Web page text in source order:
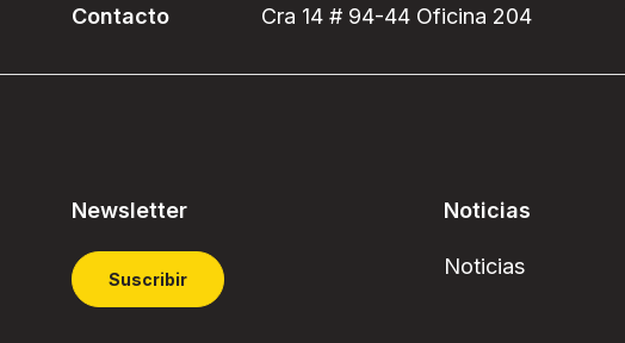
Contacto Cra 14 # 94-44 Oficina 204
Newsletter
Suscribir
Noticias
Noticias